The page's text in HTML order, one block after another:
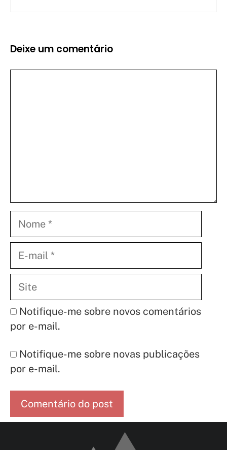
Deixe um comentário
mail
Notifique-me sobre novos comentários
por e-mail.
Notifique-me sobre novas publicações
por e-mail.